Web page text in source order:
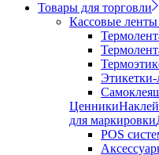
Товары для торговли
Кассовые ленты
Ценники
для маркировки
POS